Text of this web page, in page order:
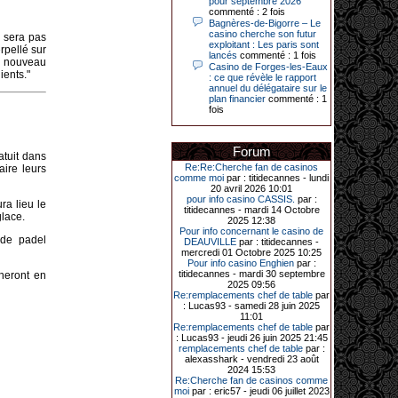
sera pas
sur
dans
leurs
lieu le
padel
en
Le plus gros gain gagné depuis plus
de 20 ans dans l’établissement.
31-03-2026|
Série de jackpots au casino JOA de
Gujan-Mestras : ce mois de mars a
été fructueux pour quelques
une machine à sous pour une mise
initiale de 5,28 €. Puis quelques
jours plus tard, le vendredi 27 mars,
un joueur a décroché 12 086 euros
sur une autre machine à sous.
Enfin, troisième et dernier jackpot,
record cette fois-ci, le samedi 28
mars dernier. Quelque 111 322
euros ont été remportés sur la table
d’Ultimate Texas Hold’em Poker,
grâce à une mise de 5 euros sur la
case bonus et une quinte flush
royale. Ces gains ont été annoncés
dans un communiqué diffusé par le
casino ce lundi 30 mars en soirée.
11-01-2026|
Dimanche 11 janvier, en soirée, une
cliente retraitée de 78 ans, habitant
Trémuson, a eu l’énorme surprise
commenté : 2 fois
Bagnères-de-Bigorre – Le
casino cherche son futur
exploitant : Les paris sont
lancés commenté : 1 fois
Casino de Forges-les-Eaux
: ce que révèle le rapport
annuel du délégataire sur le
plan financier commenté : 1
fois
Forum
Re:Re:Cherche fan de casinos
comme moi par : titidecannes - lundi
20 avril 2026 10:01
pour info casino CASSIS. par :
titidecannes - mardi 14 Octobre
2025 12:38
Pour info concernant le casino de
DEAUVILLE par : titidecannes -
mercredi 01 Octobre 2025 10:25
Pour info casino Enghienpar :
titidecannes - mardi 30 septembre
2025 09:56
Re:remplacements chef de table par
: Lucas93 - samedi 28 juin 2025
11:01
Re:remplacements chef de table par
: Lucas93 - jeudi 26 juin 2025 21:45
remplacements chef de tablepar :
alexasshark - vendredi 23 août
2024 15:53
Re:Cherche fan de casinos comme
moipar : eric57 - jeudi 06 juillet 2023